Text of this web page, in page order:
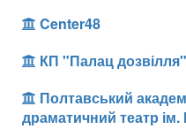
Center48
КП "Палац дозвілля"
Полтавський
драматичний театр